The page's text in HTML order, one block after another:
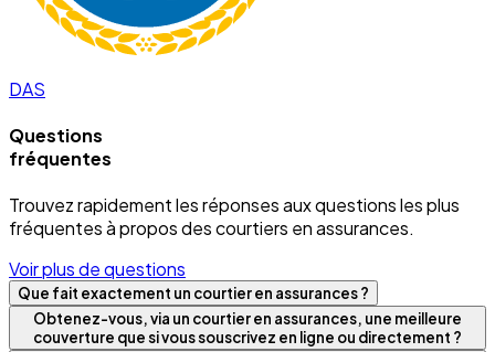
DAS
Questions
fréquentes
Trouvez rapidement les réponses aux questions les plus
fréquentes à propos des courtiers en assurances.
Voir plus de questions
Que fait exactement un courtier en assurances ?
Obtenez-vous, via un courtier en assurances, une meilleure
couverture que si vous souscrivez en ligne ou directement ?